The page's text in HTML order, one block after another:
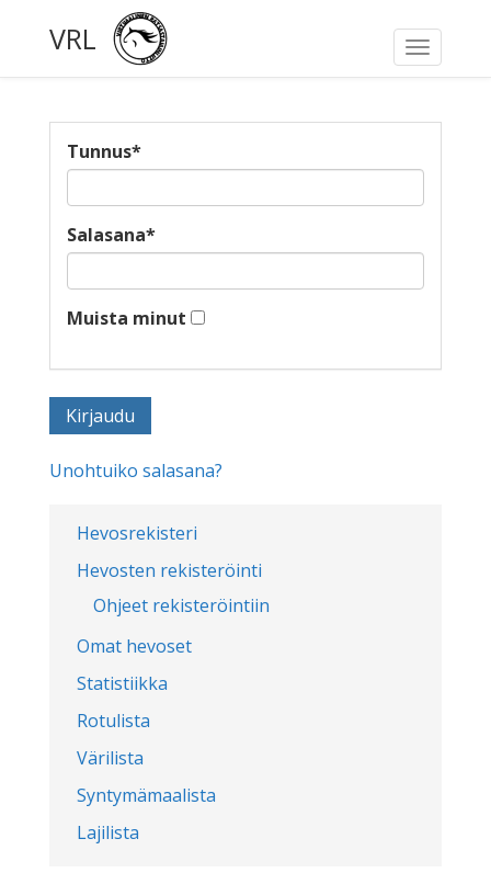
Toggle
VRL
Hevosrekisteri
Hevosten rekisteröinti
Ohjeet rekisteröintiin
Omat hevoset
Statistiikka
Rotulista
Värilista
Syntymämaalista
Lajilista
Tunnus*
Salasana*
Muista minut
Unohtuiko salasana?